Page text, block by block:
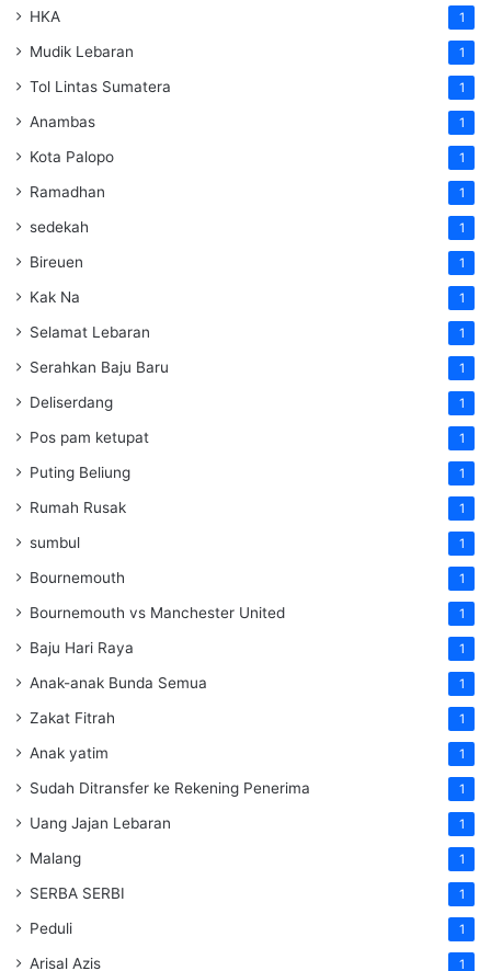
HKA 1
Mudik Lebaran 1
Tol Lintas Sumatera 1
Anambas 1
Kota Palopo 1
Ramadhan 1
sedekah 1
Bireuen 1
Kak Na 1
Selamat Lebaran 1
Serahkan Baju Baru 1
Deliserdang 1
Pos pam ketupat 1
Puting Beliung 1
Rumah Rusak 1
sumbul 1
Bournemouth 1
Bournemouth vs Manchester United 1
Baju Hari Raya 1
Anak-anak Bunda Semua 1
Zakat Fitrah 1
Anak yatim 1
Sudah Ditransfer ke Rekening Penerima 1
Uang Jajan Lebaran 1
Malang 1
SERBA SERBI 1
Peduli 1
Arisal Azis 1